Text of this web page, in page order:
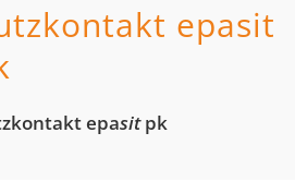
epasit
epasitpk